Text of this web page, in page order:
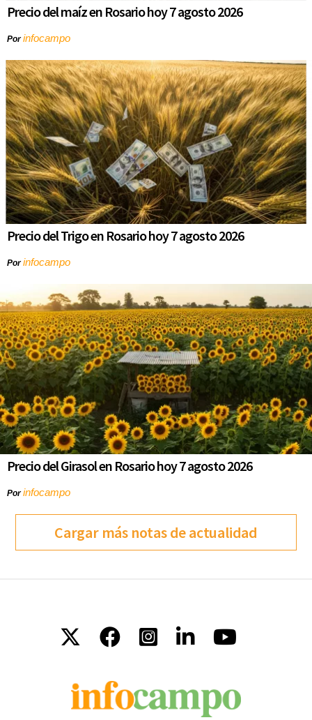
Precio del maíz en Rosario hoy 7 agosto 2026
Porinfocampo
Precio del Trigo en Rosario hoy 7 agosto 2026
Porinfocampo
Precio del Girasol en Rosario hoy 7 agosto 2026
Porinfocampo
Cargar más notas de actualidad